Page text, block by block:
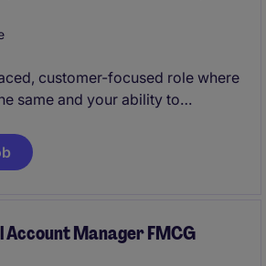
customer-focused role where
same and your ability to
at the heart of the business,
end-to-end and building strong
Manager FMCG